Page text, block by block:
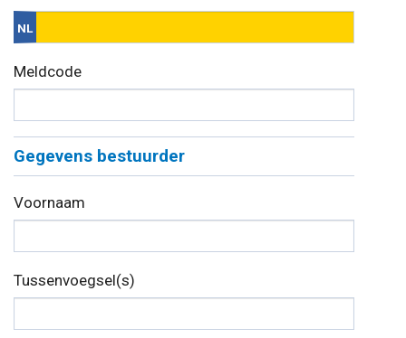
Meldcode
Gegevens bestuurder
Voornaam
Tussenvoegsel(s)